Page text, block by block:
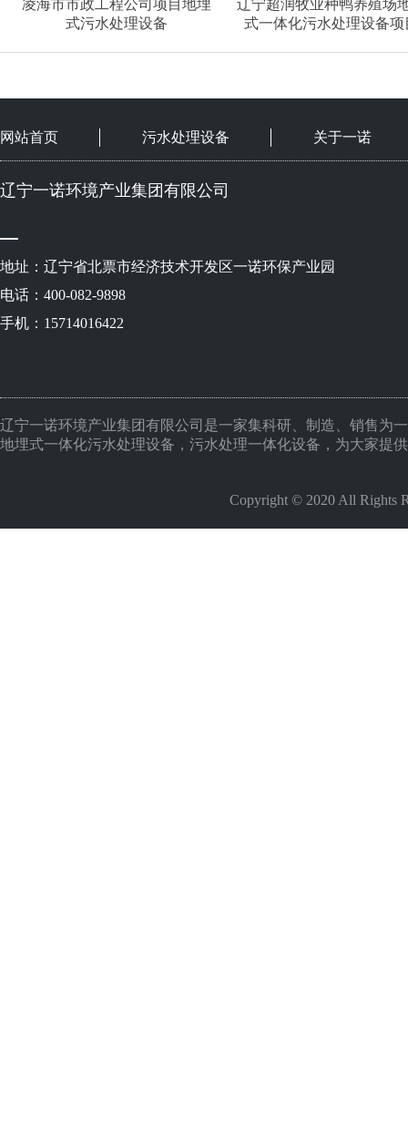
凌海市市政工程公司项目地埋
式污水处理设备
辽宁超润牧业种鸭养殖场
式一体化污水处理设备项
网站首页 污水处理设备 关于一诺
辽宁一诺环境产业集团有限公司
地址：辽宁省北票市经济技术开发区一诺环保产业园
电话：400-082-9898
手机：15714016422
辽宁一诺环境产业集团有限公司是一家集科研、制造、销售为
地埋式一体化污水处理设备，污水处理一体化设备，为大家提
Copyright © 2020 All Rights